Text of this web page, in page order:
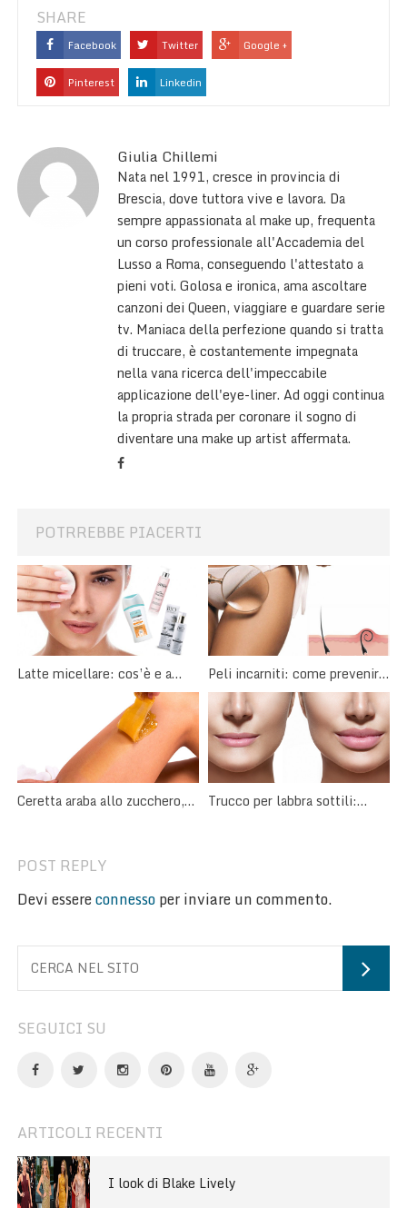
SHARE
Facebook Twitter Google +
Pinterest Linkedin
Giulia Chillemi
Nata nel 1991, cresce in provincia di
Brescia, dove tuttora vive e lavora. Da
sempre appassionata al make up, frequenta
un corso professionale all'Accademia del
Lusso a Roma, conseguendo l'attestato a
pieni voti. Golosa e ironica, ama ascoltare
canzoni dei Queen, viaggiare e guardare serie
tv. Maniaca della perfezione quando si tratta
di truccare, è costantemente impegnata
nella vana ricerca dell'impeccabile
applicazione dell'eye-liner. Ad oggi continua
la propria strada per coronare il sogno di
diventare una make up artist affermata.
POTRREBBE PIACERTI
Latte micellare: cos’è e a
Peli incarniti: come prevenirli
o eliminarli
Ceretta araba allo zucchero,
Trucco per labbra sottili:
POST REPLY
Devi essereconnessoper inviare un commento.
SEGUICI SU
ARTICOLI RECENTI
I look di Blake Lively